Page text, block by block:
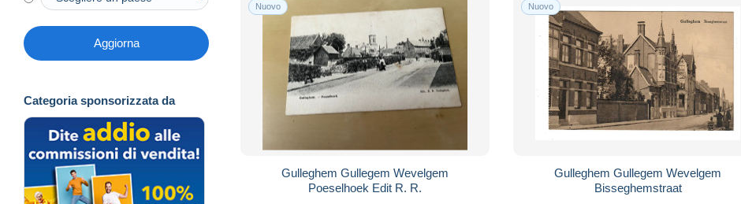
Aggiorna
Categoria sponsorizzata da
Nuovo
Gulleghem Gullegem Wevelgem
Poeselhoek Edit R. R.
Nuovo
Gulleghem Gullegem Wevelgem
Bisseghemstraat